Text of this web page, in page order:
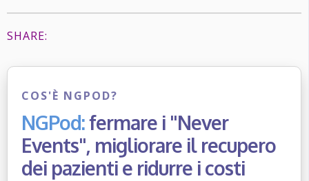
SHARE:
COS'È NGPOD?
NGPod:fermare i "Never
Events", migliorare il recupero
dei pazienti e ridurre i costi